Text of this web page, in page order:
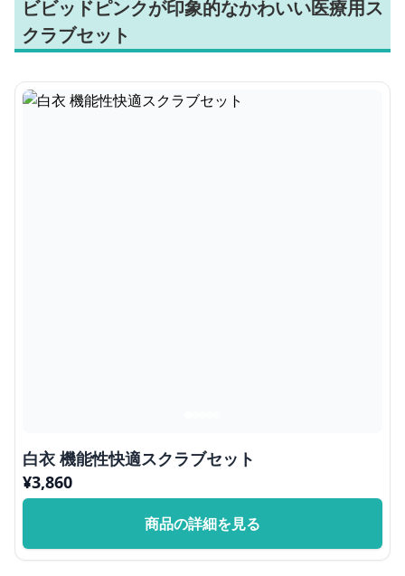
ビビッドピンクが印象的なかわいい医療用ス
クラブセット
白衣 機能性快適スクラブセット
¥3,860
商品の詳細を見る